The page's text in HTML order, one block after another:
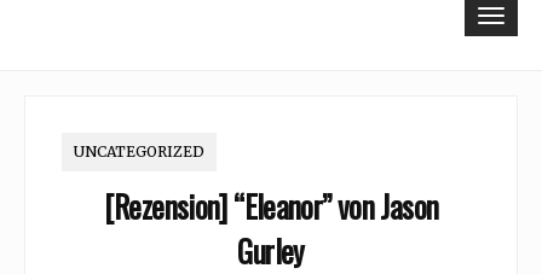
UNCATEGORIZED
[Rezension] “Eleanor” von Jason
Gurley